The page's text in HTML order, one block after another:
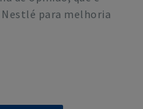
para melhoria